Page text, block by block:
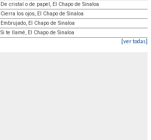
De cristal o de papel, El Chapo de Sinaloa
Cierra los ojos, El Chapo de Sinaloa
Embrujado, El Chapo de Sinaloa
Si te llamé, El Chapo de Sinaloa
[ver todas]